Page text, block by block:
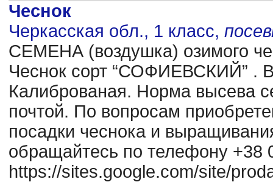
Чеснок
Черкасская обл., 1 класс,
CЕМЕНА (воздушка) озимого
Чеснок сорт “СОФИЕВСКИЙ” .
Калиброваная. Норма высева
почтой. По вопросам
посадки чеснока и
обращайтесь по телефону +38
https://sites.google.com/site/